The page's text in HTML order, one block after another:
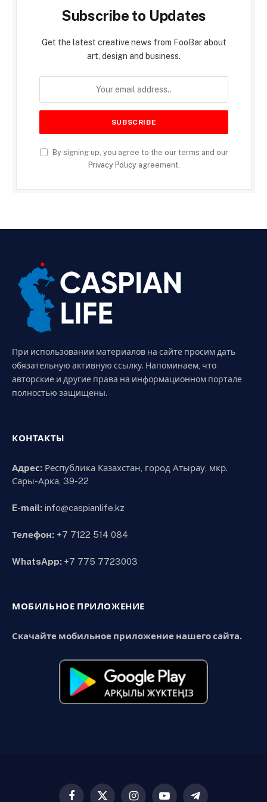
Subscribe to Updates
Get the latest creative news from FooBar about
art, design and business.
By signing up, you agree to the our terms and our
Privacy Policyagreement.
При использовании материалов на сайте просим дать
обязательную активную ссылку. Напоминаем, что
авторские и другие права на информационном портале
полностью защищены.
КОНТАКТЫ
Адрес: Республика Казахстан, город Атырау, мкр.
Сары-Арка, 39-22
E-mail: info@caspianlife.kz
Телефон: +7 7122 514 084
WhatsApp: +7 775 7723003
МОБИЛЬНОЕ ПРИЛОЖЕНИЕ
Скачайте мобильное приложение нашего сайта.